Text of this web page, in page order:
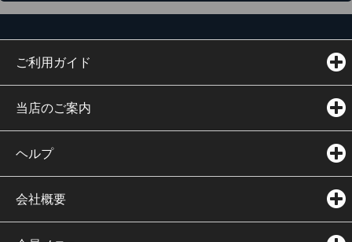
ご利用ガイド
当店のご案内
ヘルプ
会社概要